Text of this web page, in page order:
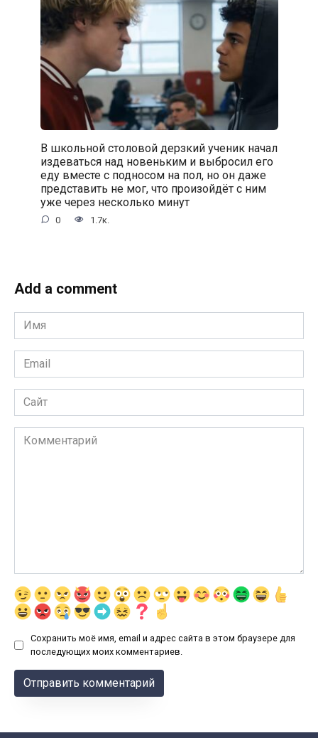
В школьной столовой дерзкий ученик начал
издеваться над новеньким и выбросил его
еду вместе с подносом на пол, но он даже
представить не мог, что произойдёт с ним
уже через несколько минут
0 1.7к.
Add a comment
Имя
*
Email
*
Сайт
Комментарий
Сохранить моё имя, email и адрес сайта в этом браузере для
последующих моих комментариев.